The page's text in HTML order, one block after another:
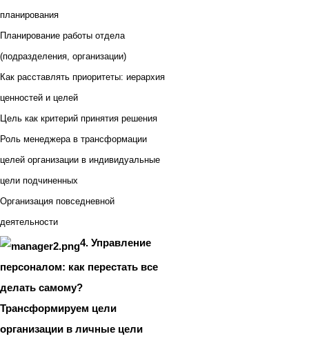
планирования
Планирование работы отдела
(подразделения, организации)
Как расставлять приоритеты: иерархия
ценностей и целей
Цель как критерий принятия решения
Роль менеджера в трансформации
целей организации в индивидуальные
цели подчиненных
Организация повседневной
деятельности
4. Управление
персоналом: как перестать все
делать самому?
Трансформируем цели
организации в личные цели